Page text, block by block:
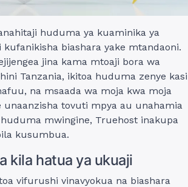
huduma ya kuaminika ya
biashara yake mtandaoni.
jina kama mtoaji bora wa
Tanzania, ikitoa huduma zenye kasi
na msaada wa moja kwa moja
unaanzisha tovuti mpya au unahamia
mwingine, Truehost inakupa
kusumbua.
kila hatua ya ukuaji
vifurushi vinavyokua na biashara